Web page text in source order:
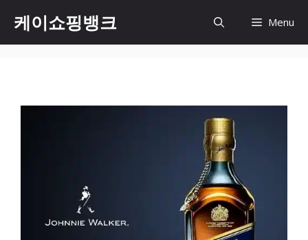
content
케이쇼핑뱅크 Menu